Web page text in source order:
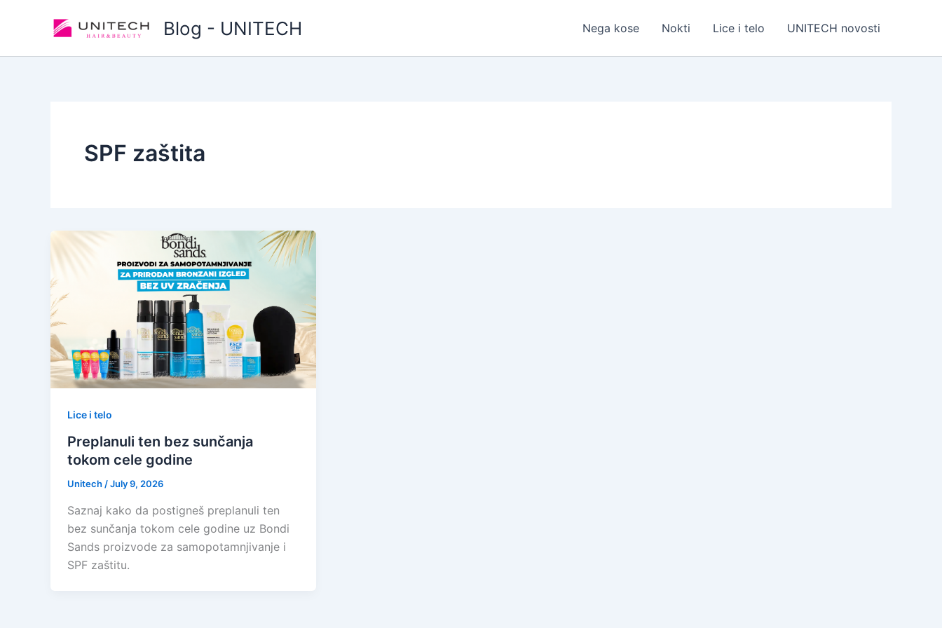
Blog - UNITECH Nega kose Nokti Lice i telo UNITECH novosti
SPF zaštita
Lice i telo
Preplanuli ten bez sunčanja
tokom cele godine
Unitech /July 9, 2026
Saznaj kako da postigneš preplanuli ten
bez sunčanja tokom cele godine uz Bondi
Sands proizvode za samopotamnjivanje i
SPF zaštitu.